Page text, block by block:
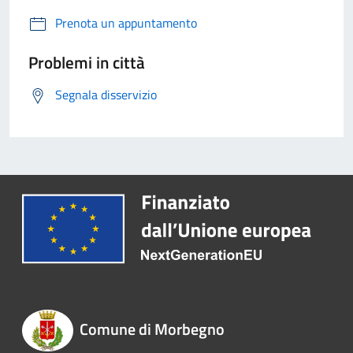
Prenota un appuntamento
Problemi in città
Segnala disservizio
Comune di Morbegno